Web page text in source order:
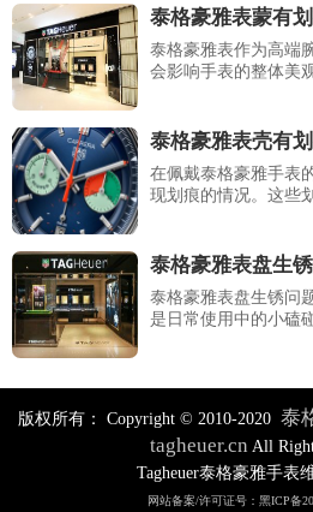
泰格豪雅表蒙有
泰格豪雅表作为高端
会影响手表的整体美
泰格豪雅表壳有
在佩戴泰格豪雅手表
现划痕的情况。这些
泰格豪雅表盘生
泰格豪雅表盘生锈问
是日常使用中的小磕
版权所有： Copyright © 2010-2020 泰
tagheuer.cn All
Tagheuer泰格豪雅手表
网站备案/许可证号：黑ICP备